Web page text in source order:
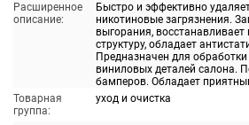
Расширенное
описание:
Быстро и эффективно
никотиновые загрязнения.
выгорания,
структуру, обладает
Предназначен для
виниловых деталей салона.
бамперов. Обладает
Товарная
группа:
уход и очистка